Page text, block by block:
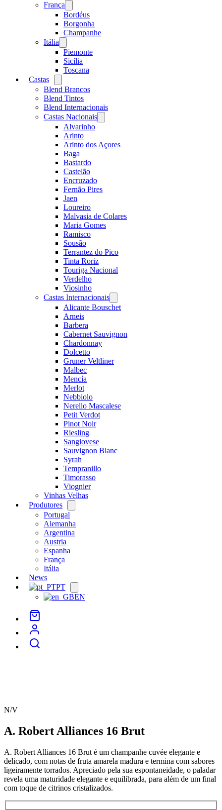
França
menu
Bordéus
Borgonha
Champanhe
Itália
menu
Piemonte
Sicília
Toscana
Castas
menu
Blend Brancos
Blend Tintos
Blend Internacionais
Castas Nacionais
menu
Alvarinho
Arinto
Arinto dos Açores
Baga
Bastardo
Castelão
Encruzado
Fernão Pires
Jaen
Loureiro
Malvasia de Colares
Maria Gomes
Ramisco
Sousão
Terrantez do Pico
Tinta Roriz
Touriga Nacional
Verdelho
Viosinho
Castas Internacionais
menu
Alicante Bouschet
Arneis
Barbera
Cabernet Sauvignon
Chardonnay
Dolcetto
Gruner Veltliner
Malbec
Mencía
Merlot
Nebbiolo
Nerello Mascalese
Petit Verdot
Pinot Noir
Riesling
Sangiovese
Sauvignon Blanc
Syrah
Tempranillo
Timorasso
Viognier
Vinhas Velhas
Produtores
menu
Portugal
Alemanha
Argentina
Austria
Espanha
França
Itália
News
PT
menu
EN
N/V
A. Robert Alliances 16 Brut
A. Robert Alliances 16 Brut é um champanhe cuvée elegante e
delicado, com notas de fruta amarela madura e termina com sabores
ligeiramente torrados. Apreciado pela sua espontaneidade, o paladar
revela uma maturidade elegante e equilibrada, para além de um final
com toque de citrinos cristalizados.